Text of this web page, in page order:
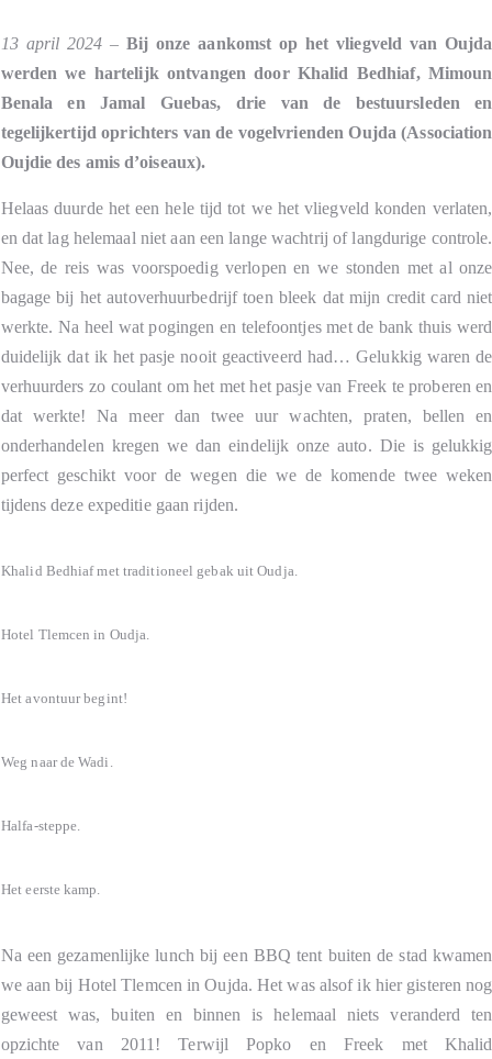
13 april 2024 – Bij onze aankomst op het vliegveld van Oujda
werden we hartelijk ontvangen door Khalid Bedhiaf, Mimoun
Benala en Jamal Guebas, drie van de bestuursleden en
tegelijkertijd oprichters van de vogelvrienden Oujda (Association
Oujdie des amis d’oiseaux).
Helaas duurde het een hele tijd tot we het vliegveld konden verlaten,
en dat lag helemaal niet aan een lange wachtrij of langdurige controle.
Nee, de reis was voorspoedig verlopen en we stonden met al onze
bagage bij het autoverhuurbedrijf toen bleek dat mijn credit card niet
werkte. Na heel wat pogingen en telefoontjes met de bank thuis werd
duidelijk dat ik het pasje nooit geactiveerd had… Gelukkig waren de
verhuurders zo coulant om het met het pasje van Freek te proberen en
dat werkte! Na meer dan twee uur wachten, praten, bellen en
onderhandelen kregen we dan eindelijk onze auto. Die is gelukkig
perfect geschikt voor de wegen die we de komende twee weken
tijdens deze expeditie gaan rijden.
Khalid Bedhiaf met traditioneel gebak uit Oudja.
Hotel Tlemcen in Oudja.
Het avontuur begint!
Weg naar de Wadi.
Halfa-steppe.
Het eerste kamp.
Na een gezamenlijke lunch bij een BBQ tent buiten de stad kwamen
we aan bij Hotel Tlemcen in Oujda. Het was alsof ik hier gisteren nog
geweest was, buiten en binnen is helemaal niets veranderd ten
opzichte van 2011! Terwijl Popko en Freek met Khalid